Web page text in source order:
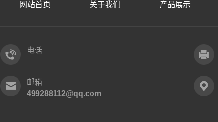
网站首页 关于我们 产品展示
电话
邮箱
499288112@qq.com